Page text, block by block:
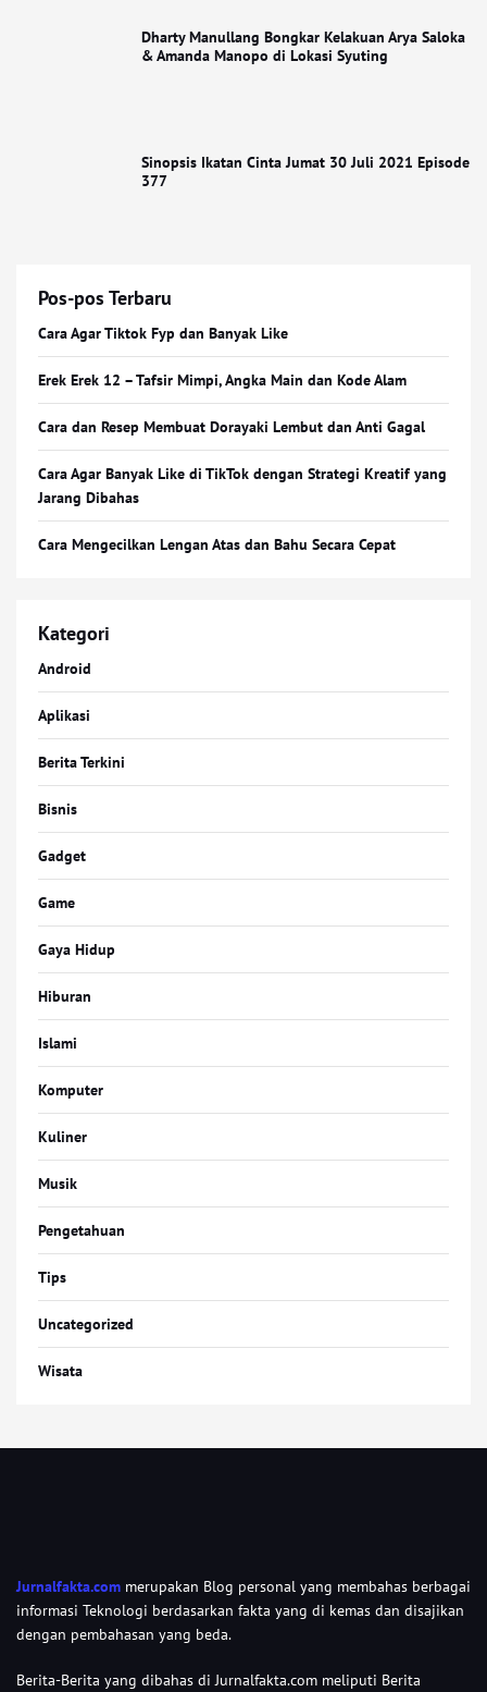
Dharty Manullang Bongkar Kelakuan Arya Saloka
& Amanda Manopo di Lokasi Syuting
Sinopsis Ikatan Cinta Jumat 30 Juli 2021 Episode
377
Pos-pos Terbaru
Cara Agar Tiktok Fyp dan Banyak Like
Erek Erek 12 – Tafsir Mimpi, Angka Main dan Kode Alam
Cara dan Resep Membuat Dorayaki Lembut dan Anti Gagal
Cara Agar Banyak Like di TikTok dengan Strategi Kreatif yang
Jarang Dibahas
Cara Mengecilkan Lengan Atas dan Bahu Secara Cepat
Kategori
Android
Aplikasi
Berita Terkini
Bisnis
Gadget
Game
Gaya Hidup
Hiburan
Islami
Komputer
Kuliner
Musik
Pengetahuan
Tips
Uncategorized
Wisata
Jurnalfakta.com merupakan Blog personal yang membahas berbagai
informasi Teknologi berdasarkan fakta yang di kemas dan disajikan
dengan pembahasan yang beda.
Berita-Berita yang dibahas di Jurnalfakta.com meliputi Berita